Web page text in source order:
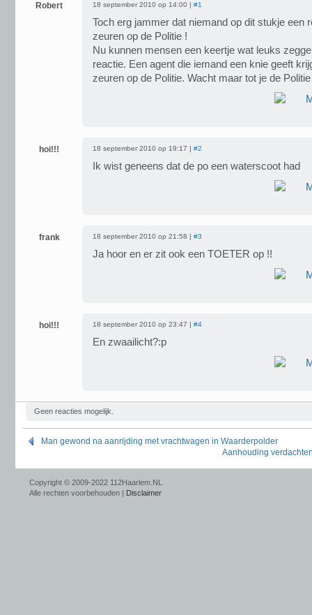
Robert 18 september 2010 op 14:00 | #1
Toch erg jammer dat niemand op dit stukje een
zeuren op de Politie !
Nu kunnen mensen een keertje wat leuks
reactie. Een agent die iemand een knie geeft
zeuren op de Politie. Wacht maar tot je de
hoi!!! 18 september 2010 op 19:17 | #2
Ik wist geneens dat de po een waterscoot had
frank 18 september 2010 op 21:58 | #3
Ja hoor en er zit ook een TOETER op !!
hoi!!! 18 september 2010 op 23:47 | #4
En zwaailicht?:p
Geen reacties mogelijk.
Man gewond na aanrijding met vrachtwagen in Waarderpolder
Aanhouding
Copyright © 2009-2022 112Haarlem.NL
Alle rechten voorbehouden | Disclaimer